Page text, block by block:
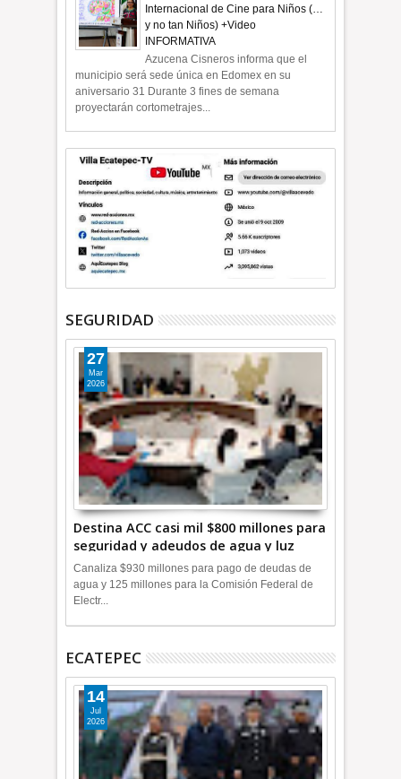
Internacional de Cine para Niños (…
y no tan Niños) +Video
INFORMATIVA
Azucena Cisneros informa que el
municipio será sede única en Edomex en su
aniversario 31 Durante 3 fines de semana
proyectarán cortometrajes...
SEGURIDAD
Destina ACC casi mil $800 millones para
seguridad y adeudos de agua y luz
+Video
27
Mar
2026
Canaliza $930 millones para pago de deudas de
agua y 125 millones para la Comisión Federal de
Electr...
ECATEPEC
14
Jul
2026